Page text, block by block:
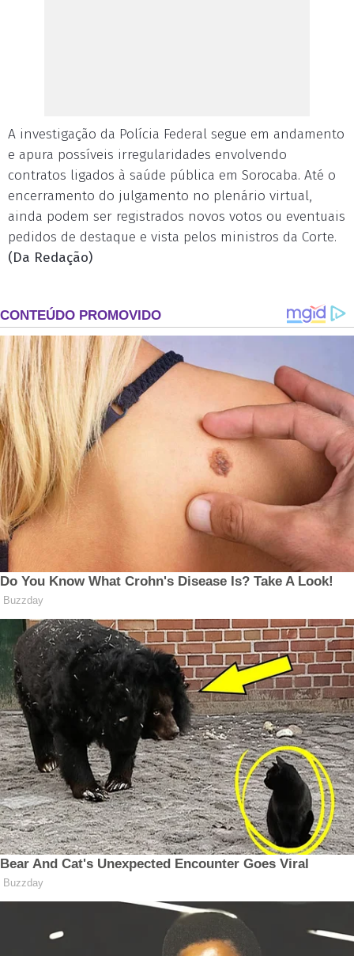
A investigação da Polícia Federal segue em andamento
e apura possíveis irregularidades envolvendo
contratos ligados à saúde pública em Sorocaba. Até o
encerramento do julgamento no plenário virtual,
ainda podem ser registrados novos votos ou eventuais
pedidos de destaque e vista pelos ministros da Corte.
(Da Redação)